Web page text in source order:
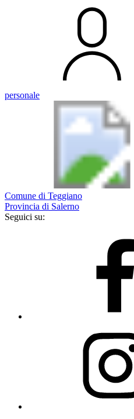
personale
Comune di Teggiano
Provincia di Salerno
Seguici su: